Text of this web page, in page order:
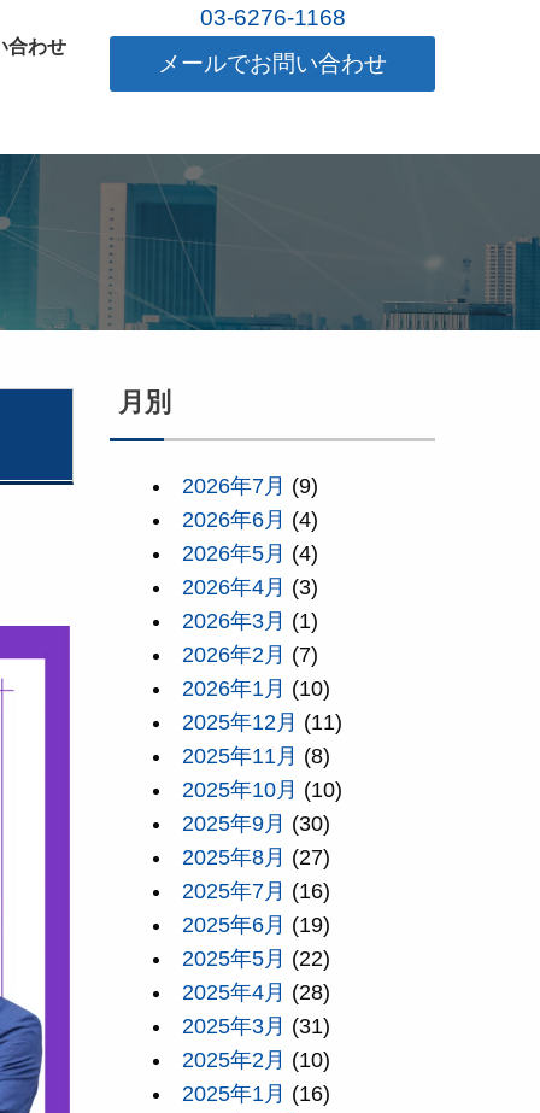
合わせ
03-6276-1168
メールでお問い合わせ
月別
2026年7月 (9)
2026年6月 (4)
2026年5月 (4)
2026年4月 (3)
2026年3月 (1)
2026年2月 (7)
2026年1月 (10)
2025年12月 (11)
2025年11月 (8)
2025年10月 (10)
2025年9月 (30)
2025年8月 (27)
2025年7月 (16)
2025年6月 (19)
2025年5月 (22)
2025年4月 (28)
2025年3月 (31)
2025年2月 (10)
2025年1月 (16)